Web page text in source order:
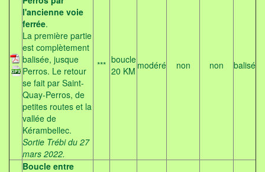
l'ancienne voie
ferrée.
La première partie
est complètement
balisée, jusque
Perros. Le retour
se fait par Saint-
Quay-Perros, de
petites routes et la
vallée de
Kérambellec.
Sortie Trébi du 27
mars 2022.
*** boucle
20 KM modéré non non balisé
Boucle entre